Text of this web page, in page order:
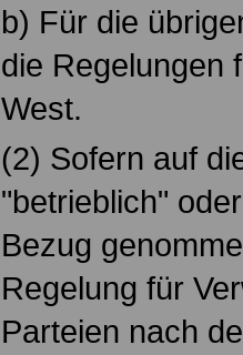
b) Für die
die Regelungen
West.
(2) Sofern auf
"betrieblich"
Bezug
Regelung für
Parteien nach